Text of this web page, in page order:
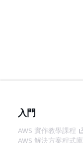
入門
AWS 實作教學課程
AWS 解決方案程式庫